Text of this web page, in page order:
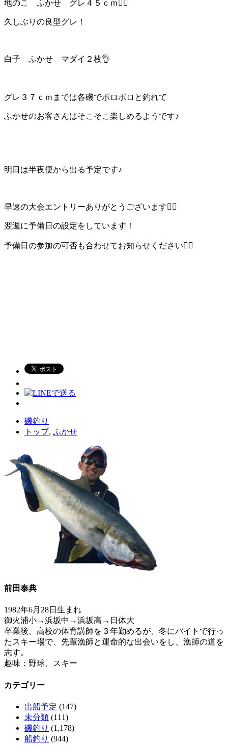
地のこ ふかせ グレ４５ｃｍ🙆‍♂️
久しぶりの良型グレ！
白子 ふかせ マダイ２枚👌
グレ３７ｃｍまでは各磯でポロポロと釣れて
ふかせのお客さんはそこそこ楽しめるようです♪
明日は半夜便から出る予定です♪
早速の大会エントリーありがとうございます🙇‍♂️
翌週に予備日の設定をしています！
予備日の参加の可否も合わせてお知らせください🙇‍♂️
磯釣り
トップ, ふかせ
前田泰典
1982年6月28日生まれ
御火浦小→浜坂中→浜坂高→日体大
卒業後、高校の体育講師を３年勤めるが、冬にバイトで行っ
たスキー場で、先輩漁師と運命的な出会いをし、漁師の道を
志す。
趣味：野球、スキー
カテゴリー
出船予定 (147)
未分類 (111)
磯釣り (1,178)
船釣り (944)